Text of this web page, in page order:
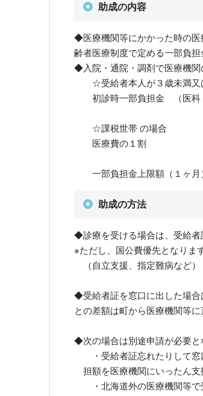
助成の内容
◆医療機関等にかかった時の医
齢者医療制度で定める一部負担
◆入院・通院・調剤で医療機関
☆受給者本人が３歳未満又
初診時一部負担金 （医科５
☆課税世帯 の場合
医療費の１割
一部負担金上限額（１ヶ
助成の方法
◆診療を受ける場合は、受給者
※ただし、国公費優先となりま
（自立支援、指定難病など）
◆受給者証を窓口に出した場合
との差額は町から医療機関等に
◆次の場合は別途申請が必要と
・受給者証忘れたりして窓
担額を医療機関にいったん支
・北海道外の医療機関等で